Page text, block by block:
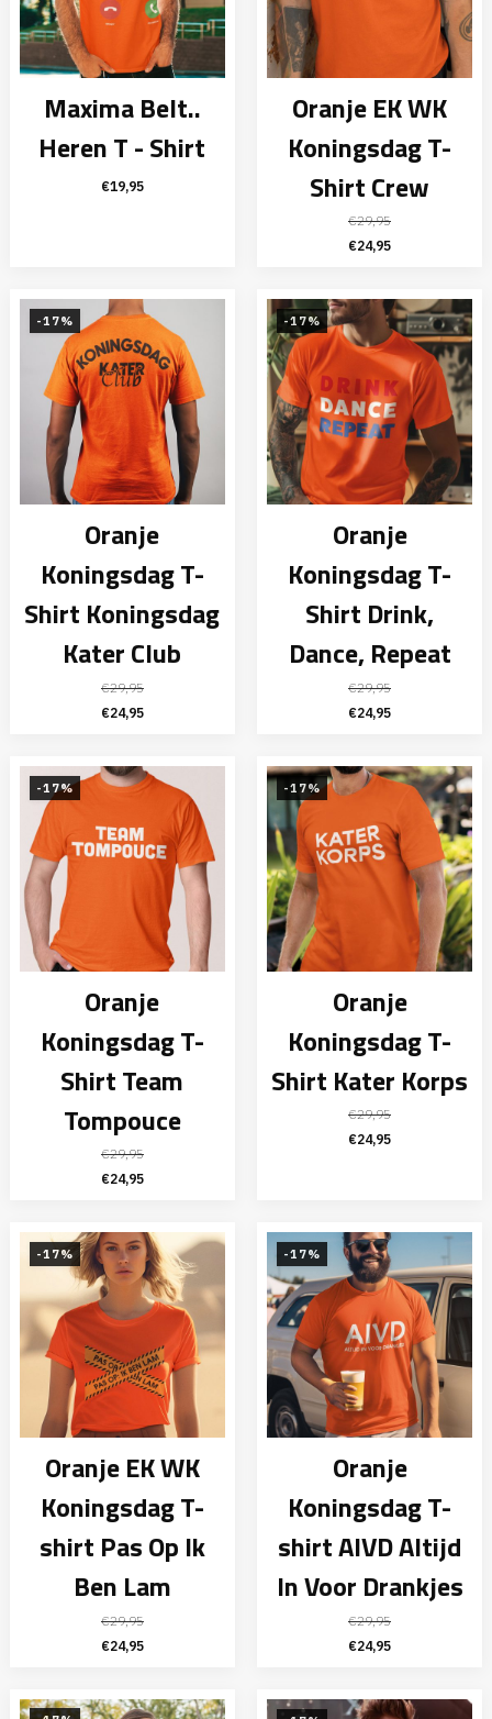
Maxima Belt..
Heren T - Shirt
€19,95
Oranje EK WK
Koningsdag T-
Shirt Crew
€29,95
Oorspronkelijke
was:
€29,95.
€24,95Huidige
is:
€24,95.
-17%
Oranje
Koningsdag T-
Shirt Koningsdag
Kater Club
€29,95
Oorspronkelijke
was:
€29,95.
€24,95Huidige
is:
€24,95.
-17%
Oranje
Koningsdag T-
Shirt Drink,
Dance, Repeat
€29,95
Oorspronkelijke
was:
€29,95.
€24,95Huidige
is:
€24,95.
-17%
Oranje
Koningsdag T-
Shirt Team
Tompouce
€29,95
Oorspronkelijke
was:
€29,95.
€24,95Huidige
is:
€24,95.
-17%
Oranje
Koningsdag T-
Shirt Kater Korps
€29,95
Oorspronkelijke
€24,95Huidige
-17%
Oranje EK WK
Koningsdag T-
shirt Pas Op Ik
Ben Lam
€29,95
Oorspronkelijke
was:
€24,95Huidige
is:
-17%
Oranje
Koningsdag T-
shirt AIVD Altijd
In Voor Drankjes
€29,95
Oorspronkelijke
was:
€24,95Huidige
is: